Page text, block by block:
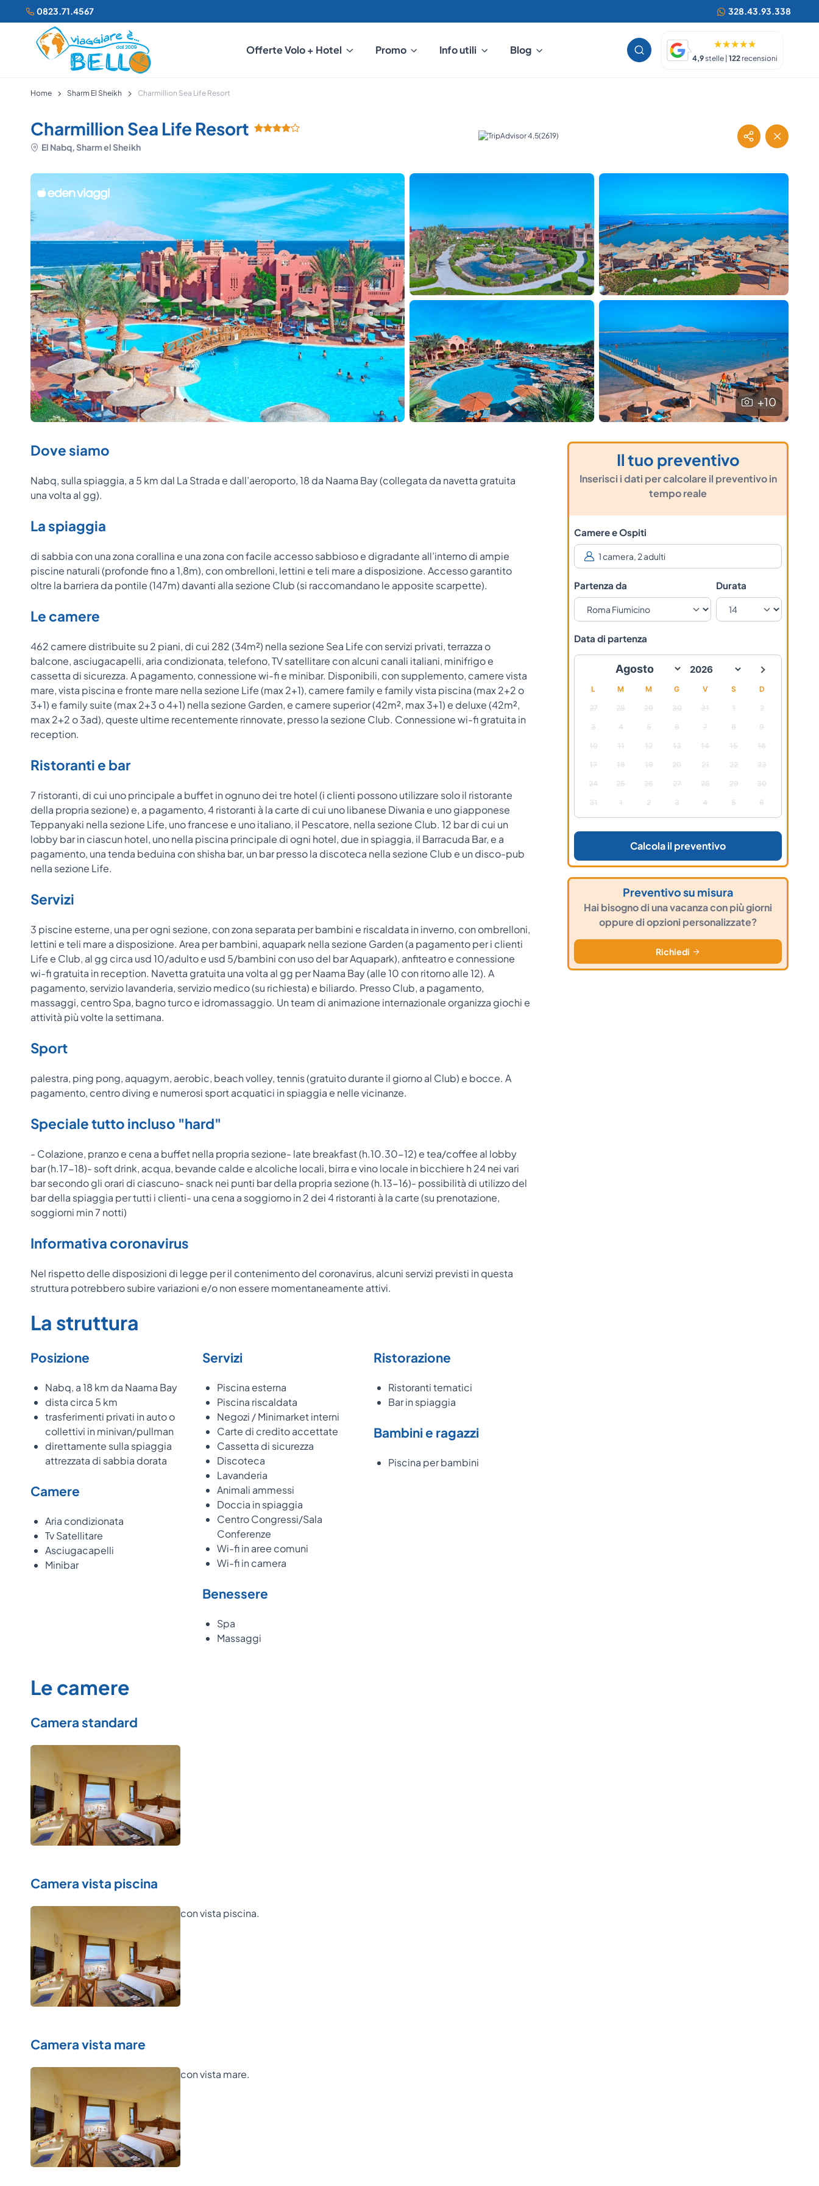
0823.71.4567 328.43.93.338
Offerte Volo + Hotel Promo Info utili Blog
4,9stelle | 122recensioni
Home Sharm El Sheikh Charmillion Sea Life Resort
Charmillion Sea Life Resort
El Nabq, Sharm el Sheikh
(2619)
+10
Dove siamo
Nabq, sulla spiaggia, a 5 km dal La Strada e dall’aeroporto, 18 da Naama Bay (collegata da navetta gratuita
una volta al gg).
La spiaggia
di sabbia con una zona corallina e una zona con facile accesso sabbioso e digradante all’interno di ampie
piscine naturali (profonde fino a 1,8m), con ombrelloni, lettini e teli mare a disposizione. Accesso garantito
oltre la barriera da pontile (147m) davanti alla sezione Club (si raccomandano le apposite scarpette).
Le camere
462 camere distribuite su 2 piani, di cui 282 (34m²) nella sezione Sea Life con servizi privati, terrazza o
balcone, asciugacapelli, aria condizionata, telefono, TV satellitare con alcuni canali italiani, minifrigo e
cassetta di sicurezza. A pagamento, connessione wi-fi e minibar. Disponibili, con supplemento, camere vista
mare, vista piscina e fronte mare nella sezione Life (max 2+1), camere family e family vista piscina (max 2+2 o
3+1) e family suite (max 2+3 o 4+1) nella sezione Garden, e camere superior (42m², max 3+1) e deluxe (42m²,
max 2+2 o 3ad), queste ultime recentemente rinnovate, presso la sezione Club. Connessione wi-fi gratuita in
reception.
Ristoranti e bar
7 ristoranti, di cui uno principale a buffet in ognuno dei tre hotel (i clienti possono utilizzare solo il ristorante
della propria sezione) e, a pagamento, 4 ristoranti à la carte di cui uno libanese Diwania e uno giapponese
Teppanyaki nella sezione Life, uno francese e uno italiano, il Pescatore, nella sezione Club. 12 bar di cui un
lobby bar in ciascun hotel, uno nella piscina principale di ogni hotel, due in spiaggia, il Barracuda Bar, e a
pagamento, una tenda beduina con shisha bar, un bar presso la discoteca nella sezione Club e un disco-pub
nella sezione Life.
Servizi
3 piscine esterne, una per ogni sezione, con zona separata per bambini e riscaldata in inverno, con ombrelloni,
lettini e teli mare a disposizione. Area per bambini, aquapark nella sezione Garden (a pagamento per i clienti
Life e Club, al gg circa usd 10/adulto e usd 5/bambini con uso del bar Aquapark), anfiteatro e connessione
wi-fi gratuita in reception. Navetta gratuita una volta al gg per Naama Bay (alle 10 con ritorno alle 12). A
pagamento, servizio lavanderia, servizio medico (su richiesta) e biliardo. Presso Club, a pagamento,
massaggi, centro Spa, bagno turco e idromassaggio. Un team di animazione internazionale organizza giochi e
attività più volte la settimana.
Sport
palestra, ping pong, aquagym, aerobic, beach volley, tennis (gratuito durante il giorno al Club) e bocce. A
pagamento, centro diving e numerosi sport acquatici in spiaggia e nelle vicinanze.
Speciale tutto incluso "hard"
- Colazione, pranzo e cena a buffet nella propria sezione- late breakfast (h.10.30-12) e tea/coffee al lobby
bar (h.17-18)- soft drink, acqua, bevande calde e alcoliche locali, birra e vino locale in bicchiere h 24 nei vari
bar secondo gli orari di ciascuno- snack nei punti bar della propria sezione (h.13-16)- possibilità di utilizzo del
bar della spiaggia per tutti i clienti- una cena a soggiorno in 2 dei 4 ristoranti à la carte (su prenotazione,
soggiorni min 7 notti)
Informativa coronavirus
Nel rispetto delle disposizioni di legge per il contenimento del coronavirus, alcuni servizi previsti in questa
struttura potrebbero subire variazioni e/o non essere momentaneamente attivi.
La struttura
Posizione
Nabq, a 18 km da Naama Bay
dista circa 5 km
trasferimenti privati in auto o
collettivi in minivan/pullman
direttamente sulla spiaggia
attrezzata di sabbia dorata
Camere
Aria condizionata
Tv Satellitare
Asciugacapelli
Minibar
Servizi
Piscina esterna
Piscina riscaldata
Negozi / Minimarket interni
Carte di credito accettate
Cassetta di sicurezza
Discoteca
Lavanderia
Animali ammessi
Doccia in spiaggia
Centro Congressi/Sala
Conferenze
Wi-fi in aree comuni
Wi-fi in camera
Benessere
Spa
Massaggi
Ristorazione
Ristoranti tematici
Bar in spiaggia
Bambini e ragazzi
Piscina per bambini
Le camere
Camera standard
Camera vista piscina
con vista piscina.
Camera vista mare
con vista mare.
Il tuo preventivo
Inserisci i dati per calcolare il preventivo in
tempo reale
Camere e Ospiti
Partenza da Durata
Data di partenza
L M M G V S D
27 28 29 30 31 1 2
3 4 5 6 7 8 9
10 11 12 13 14 15 16
17 18 19 20 21 22 23
24 25 26 27 28 29 30
31 1 2 3 4 5 6
Calcola il preventivo
Preventivo su misura
Hai bisogno di una vacanza con più giorni
oppure di opzioni personalizzate?
Richiedi